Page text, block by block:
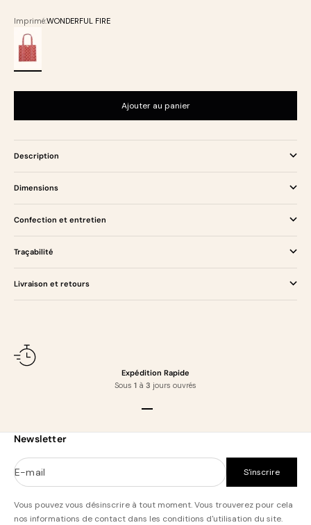
Imprimé:WONDERFUL FIRE
WONDERFUL FIRE
Ajouter au panier
Description
Dimensions
Confection et entretien
Traçabilité
Livraison et retours
Expédition Rapide
Sous 1 à 3 jours ouvrés
Newsletter
E-mail S'inscrire
Vous pouvez vous désinscrire à tout moment. Vous trouverez pour cela
nos informations de contact dans les conditions d'utilisation du site.